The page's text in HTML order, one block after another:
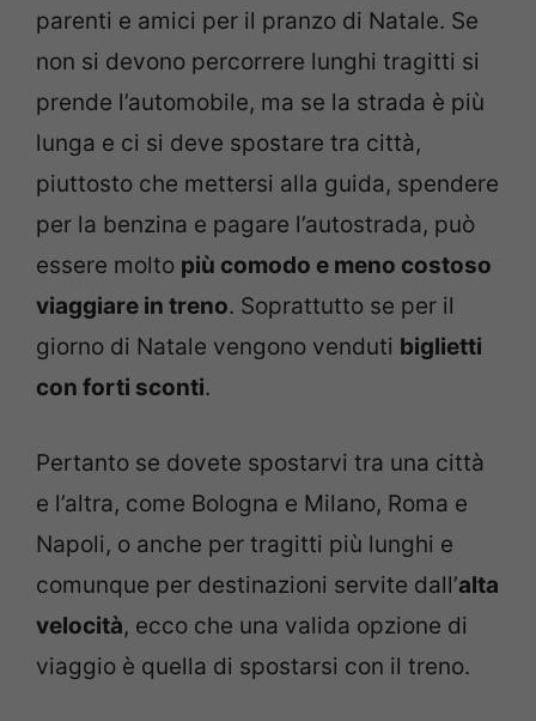
parenti e amici per il pranzo di Natale. Se
non si devono percorrere lunghi tragitti si
prende l’automobile, ma se la strada è più
lunga e ci si deve spostare tra città,
piuttosto che mettersi alla guida, spendere
per la benzina e pagare l’autostrada, può
essere molto più comodo e meno costoso
viaggiare in treno. Soprattutto se per il
giorno di Natale vengono venduti biglietti
con forti sconti.
Pertanto se dovete spostarvi tra una città
e l’altra, come Bologna e Milano, Roma e
Napoli, o anche per tragitti più lunghi e
comunque per destinazioni servite dall’alta
velocità, ecco che una valida opzione di
viaggio è quella di spostarsi con il treno.